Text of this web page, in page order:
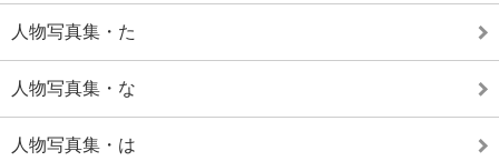
人物写真集・た
人物写真集・な
人物写真集・は